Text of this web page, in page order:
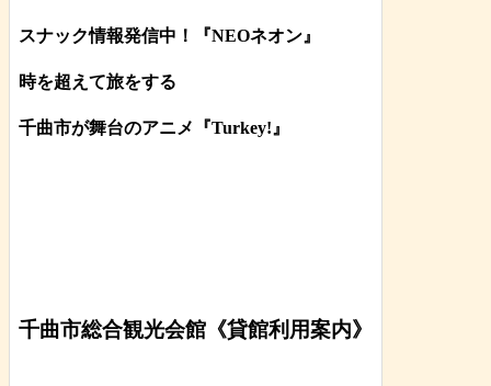
スナック情報発信中！『NEOネオン』
時を超えて旅をする
千曲市が舞台のアニメ『Turkey!』
千曲市総合観光会館《貸館利用案内》